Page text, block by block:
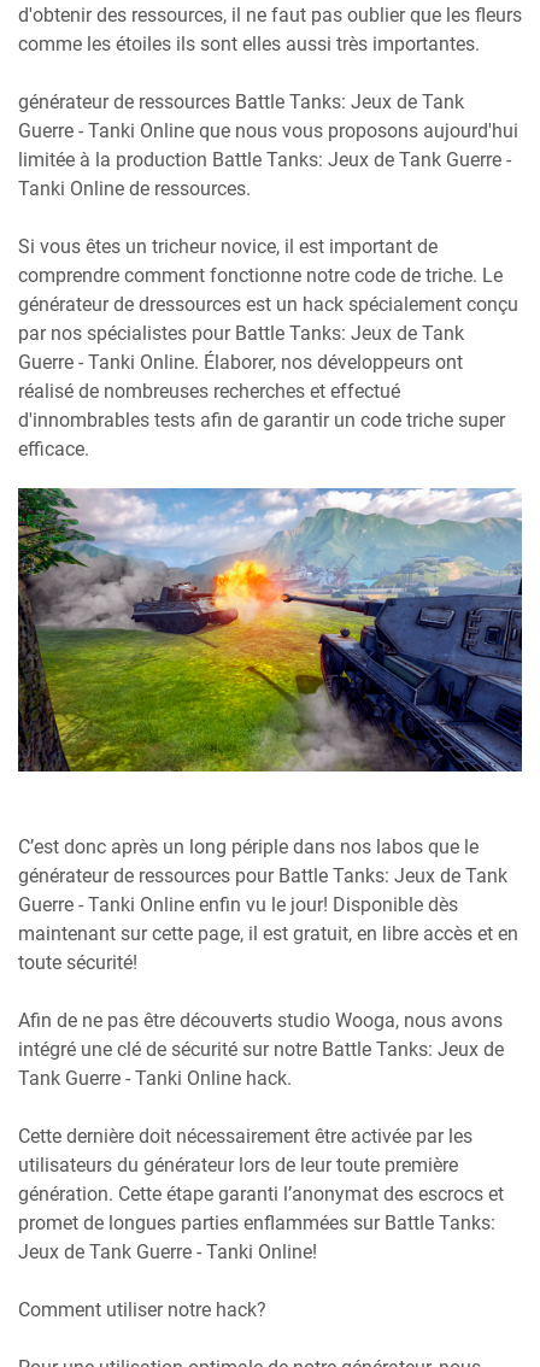
d'obtenir des ressources, il ne faut pas oublier que les fleurs
comme les étoiles ils sont elles aussi très importantes.
générateur de ressources Battle Tanks: Jeux de Tank
Guerre - Tanki Online que nous vous proposons aujourd'hui
limitée à la production Battle Tanks: Jeux de Tank Guerre -
Tanki Online de ressources.
Si vous êtes un tricheur novice, il est important de
comprendre comment fonctionne notre code de triche. Le
générateur de dressources est un hack spécialement conçu
par nos spécialistes pour Battle Tanks: Jeux de Tank
Guerre - Tanki Online. Élaborer, nos développeurs ont
réalisé de nombreuses recherches et effectué
d'innombrables tests afin de garantir un code triche super
efficace.
C’est donc après un long périple dans nos labos que le
générateur de ressources pour Battle Tanks: Jeux de Tank
Guerre - Tanki Online enfin vu le jour! Disponible dès
maintenant sur cette page, il est gratuit, en libre accès et en
toute sécurité!
Afin de ne pas être découverts studio Wooga, nous avons
intégré une clé de sécurité sur notre Battle Tanks: Jeux de
Tank Guerre - Tanki Online hack.
Cette dernière doit nécessairement être activée par les
utilisateurs du générateur lors de leur toute première
génération. Cette étape garanti l’anonymat des escrocs et
promet de longues parties enflammées sur Battle Tanks:
Jeux de Tank Guerre - Tanki Online!
Comment utiliser notre hack?